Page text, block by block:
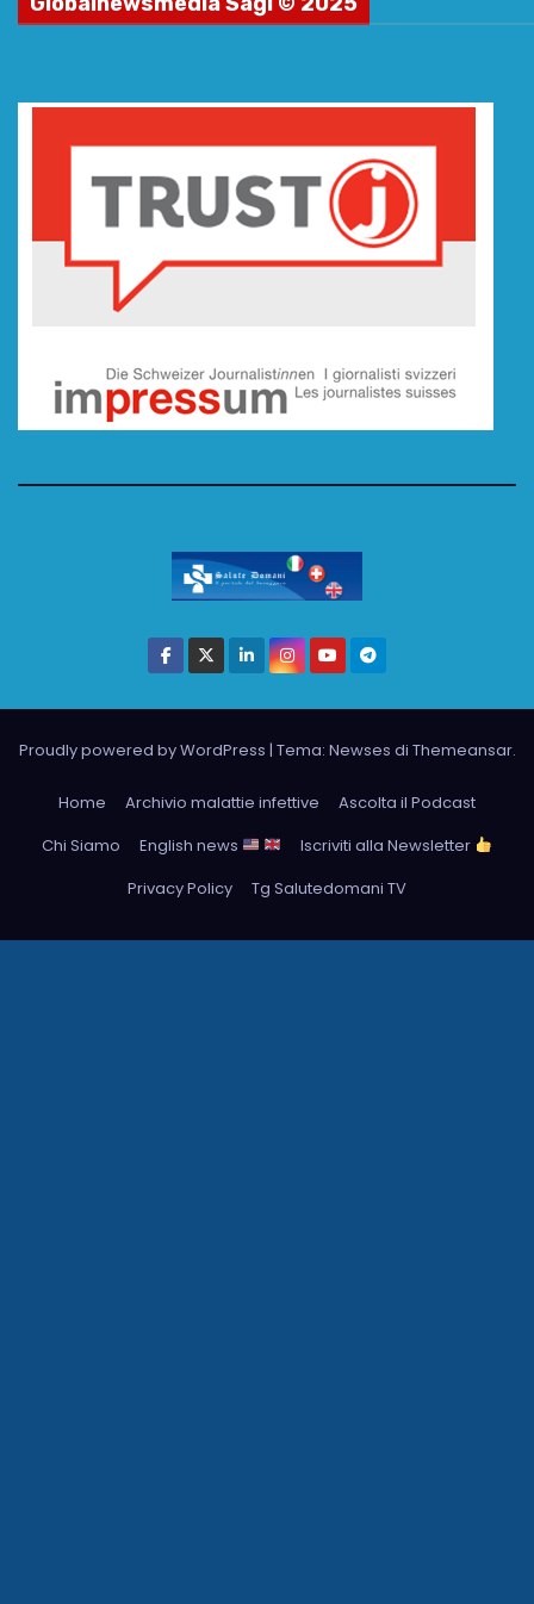
Proudly powered by WordPress | Tema: Newses di Themeansar.
Home Archivio malattie infettive
Ascolta il Podcast
Chi Siamo
English news
Iscriviti alla Newsletter
Privacy Policy
Tg Salutedomani TV